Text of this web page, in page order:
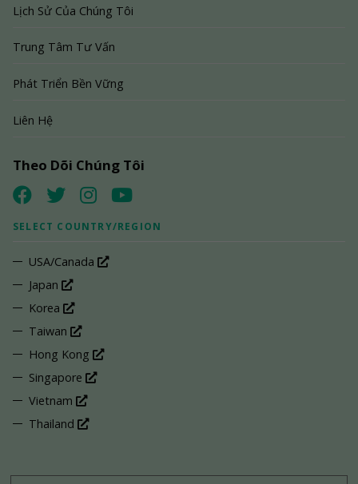
Lịch Sử Của Chúng Tôi
Trung Tâm Tư Vấn
Phát Triển Bền Vững
Liên Hệ
Theo Dõi Chúng Tôi
SELECT COUNTRY/REGION
USA/Canada
Japan
Korea
Taiwan
Hong Kong
Singapore
Vietnam
Thailand